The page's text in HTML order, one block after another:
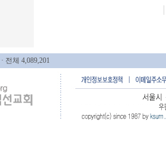
· 전체 4,089,201